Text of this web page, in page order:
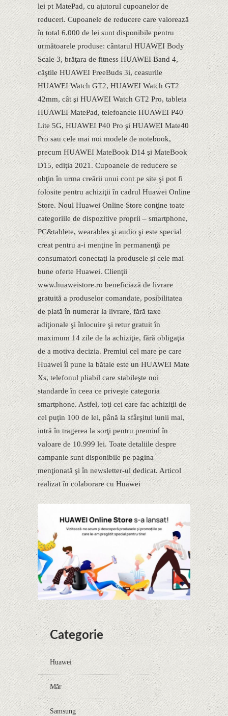
lei pt MatePad, cu ajutorul cupoanelor de
reduceri. Cupoanele de reducere care valorează
în total 6.000 de lei sunt disponibile pentru
următoarele produse: cântarul HUAWEI Body
Scale 3, brăţara de fitness HUAWEI Band 4,
căştile HUAWEI FreeBuds 3i, ceasurile
HUAWEI Watch GT2, HUAWEI Watch GT2
42mm, cât şi HUAWEI Watch GT2 Pro, tableta
HUAWEI MatePad, telefoanele HUAWEI P40
Lite 5G, HUAWEI P40 Pro şi HUAWEI Mate40
Pro sau cele mai noi modele de notebook,
precum HUAWEI MateBook D14 şi MateBook
D15, ediţia 2021. Cupoanele de reducere se
obţin în urma creării unui cont pe site şi pot fi
folosite pentru achiziţii în cadrul Huawei Online
Store. Noul Huawei Online Store conţine toate
categoriile de dispozitive proprii – smartphone,
PC&tablete, wearables şi audio şi este special
creat pentru a-i menţine în permanenţă pe
consumatori conectaţi la produsele şi cele mai
bune oferte Huawei. Clienţii
www.huaweistore.ro beneficiază de livrare
gratuită a produselor comandate, posibilitatea
de plată în numerar la livrare, fără taxe
adiţionale şi înlocuire şi retur gratuit în
maximum 14 zile de la achiziţie, fără obligaţia
de a motiva decizia. Premiul cel mare pe care
Huawei îl pune la bătaie este un HUAWEI Mate
Xs, telefonul pliabil care stabileşte noi
standarde în ceea ce priveşte categoria
smartphone. Astfel, toţi cei care fac achiziţii de
cel puţin 100 de lei, până la sfârşitul lunii mai,
intră în tragerea la sorţi pentru premiul în
valoare de 10.999 lei. Toate detaliile despre
campanie sunt disponibile pe pagina
menţionată şi în newsletter-ul dedicat. Articol
realizat în colaborare cu Huawei
Categorie
Huawei
Măr
Samsung